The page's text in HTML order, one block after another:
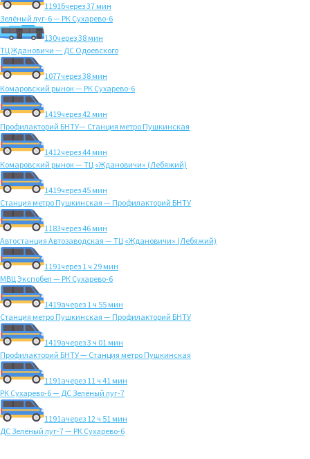
1191бчерез 37 мин
Зелёный луг-6 — РК Сухарево-6
130через 38 мин
ТЦ Ждановичи — ДС Одоевского
1077через 38 мин
Комаровский рынок — РК Сухарево-6
1419через 42 мин
Профилакторий БНТУ— Станция метро Пушкинская
1412через 44 мин
Комаровский рынок — ТЦ «Ждановичи» (Лебяжий)
1419через 45 мин
Станция метро Пушкинская — Профилакторий БНТУ
1183через 46 мин
Автостанция Автозаводская — ТЦ «Ждановичи» (Лебяжий)
1191через 1 ч 29 мин
МВЦ Экспобел — РК Сухарево-6
1419ачерез 1 ч 55 мин
Станция метро Пушкинская — Профилакторий БНТУ
1419ачерез 3 ч 01 мин
Профилакторий БНТУ — Станция метро Пушкинская
1191ачерез 11 ч 41 мин
РК Сухарево-6 — ДС Зелёный луг-7
1191ачерез 12 ч 51 мин
ДС Зелёный луг-7 — РК Сухарево-6